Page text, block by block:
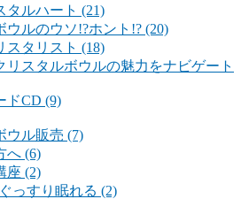
タルハート (21)
ウルのウソ!?ホント!? (20)
スタリスト (18)
リスタルボウルの魅力をナビゲート
ドCD (9)
ウル販売 (7)
へ (6)
座 (2)
っすり眠れる (2)